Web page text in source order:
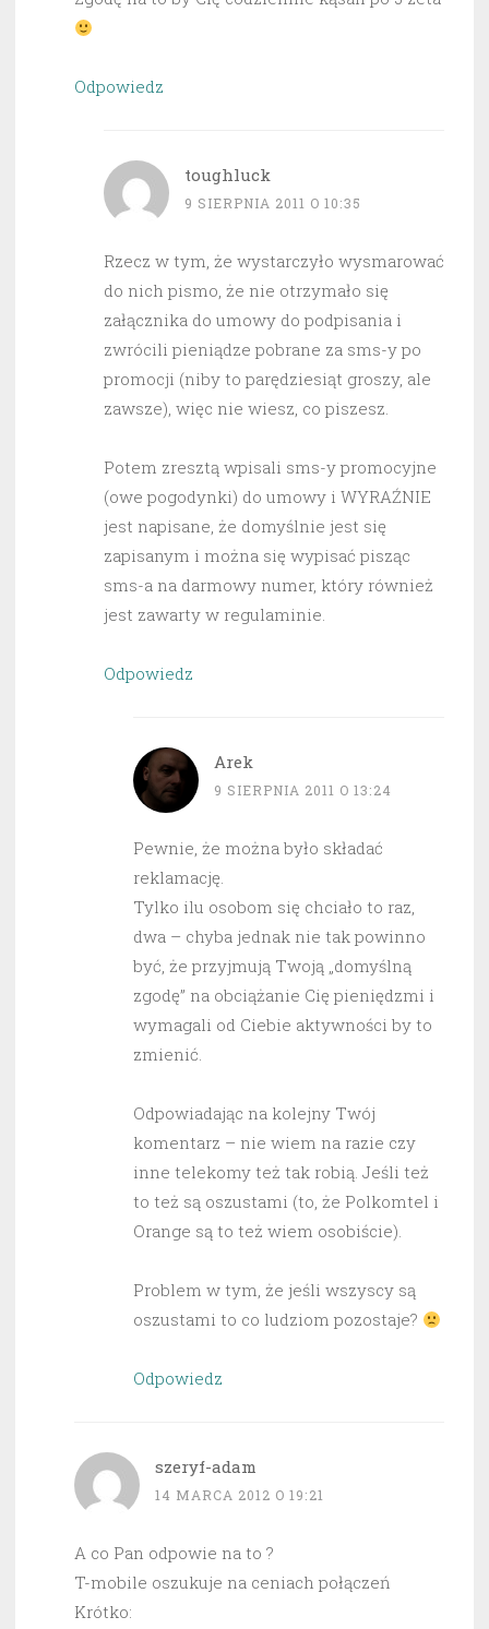
Odpowiedz
toughluck
9 SIERPNIA 2011 O 10:35
Rzecz w tym, że wystarczyło wysmarować
do nich pismo, że nie otrzymało się
załącznika do umowy do podpisania i
zwrócili pieniądze pobrane za sms-y po
promocji (niby to parędziesiąt groszy, ale
zawsze), więc nie wiesz, co piszesz.
Potem zresztą wpisali sms-y promocyjne
(owe pogodynki) do umowy i WYRAŹNIE
jest napisane, że domyślnie jest się
zapisanym i można się wypisać pisząc
sms-a na darmowy numer, który również
jest zawarty w regulaminie.
Odpowiedz
Arek
9 SIERPNIA 2011 O 13:24
Pewnie, że można było składać
reklamację.
Tylko ilu osobom się chciało to raz,
dwa – chyba jednak nie tak powinno
być, że przyjmują Twoją „domyślną
zgodę” na obciążanie Cię pieniędzmi i
wymagali od Ciebie aktywności by to
zmienić.
Odpowiadając na kolejny Twój
komentarz – nie wiem na razie czy
inne telekomy też tak robią. Jeśli też
to też są oszustami (to, że Polkomtel i
Orange są to też wiem osobiście).
Problem w tym, że jeśli wszyscy są
oszustami to co ludziom pozostaje?
Odpowiedz
szeryf-adam
14 MARCA 2012 O 19:21
A co Pan odpowie na to ?
T-mobile oszukuje na ceniach połączeń
Krótko: